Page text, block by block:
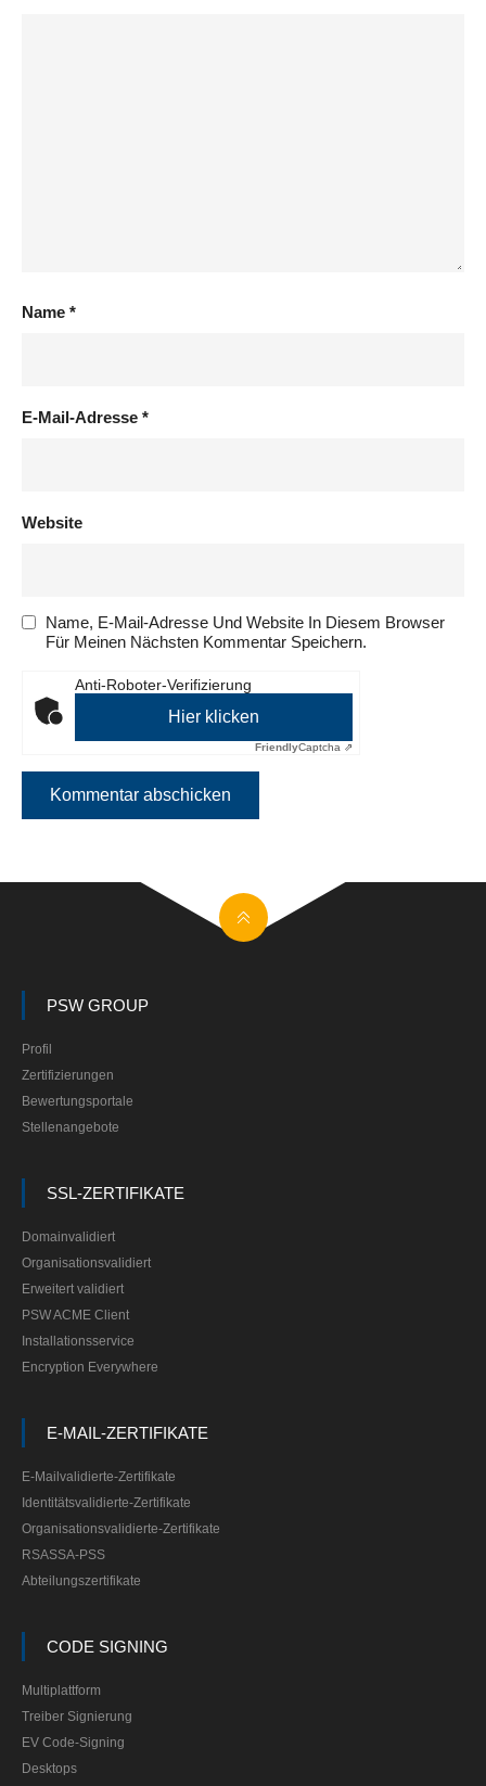
Name *
E-Mail-Adresse *
Website
Name, E-Mail-Adresse Und Website In Diesem Browser
Für Meinen Nächsten Kommentar Speichern.
Anti-Roboter-Verifizierung
Hier klicken
FriendlyCaptcha ⇗
PSW GROUP
Profil
Zertifizierungen
Bewertungsportale
Stellenangebote
SSL-ZERTIFIKATE
Domainvalidiert
Organisationsvalidiert
Erweitert validiert
PSW ACME Client
Installationsservice
Encryption Everywhere
E-MAIL-ZERTIFIKATE
E-Mailvalidierte-Zertifikate
Identitätsvalidierte-Zertifikate
Organisationsvalidierte-Zertifikate
RSASSA-PSS
Abteilungszertifikate
CODE SIGNING
Multiplattform
Treiber Signierung
EV Code-Signing
Desktops